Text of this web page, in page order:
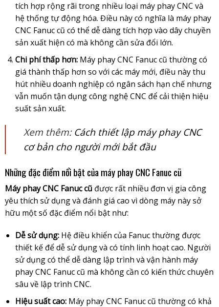
tích hợp rộng rãi trong nhiều loại máy phay CNC và
hệ thống tự động hóa. Điều này có nghĩa là máy phay
CNC Fanuc cũ có thể dễ dàng tích hợp vào dây chuyền
sản xuất hiện có mà không cần sửa đổi lớn.
Chi phí thấp hơn:Máy phay CNC Fanuc cũ thường có
giá thành thấp hơn so với các máy mới, điều này thu
hút nhiều doanh nghiệp có ngân sách hạn chế nhưng
vẫn muốn tận dụng công nghệ CNC để cải thiện hiệu
suất sản xuất.
Xem thêm: Cách thiết lập máy phay CNC
cơ bản cho người mới bắt đầu
Những đặc điểm nổi bật của máy phay CNC Fanuc cũ
Máy phay CNC Fanuc cũđược rất nhiều đơn vị gia công
yêu thích sử dụng và đánh giá cao vì dòng máy này sở
hữu một số đặc điểm nổi bật như:
Dễ sử dụng:Hệ điều khiển của Fanuc thường được
thiết kế để dễ sử dụng và có tính linh hoạt cao. Người
sử dụng có thể dễ dàng lập trình và vận hành máy
phay CNC Fanuc cũ mà không cần có kiến thức chuyên
sâu về lập trình CNC.
Hiệu suất cao:Máy phay CNC Fanuc cũ thường có khả